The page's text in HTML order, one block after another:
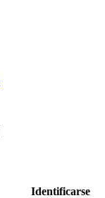
Identificarse